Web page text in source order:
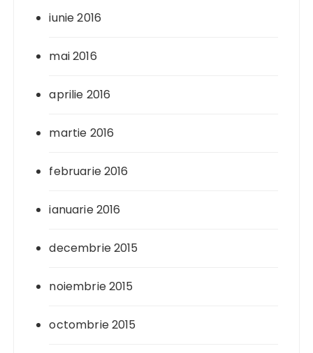
iunie 2016
mai 2016
aprilie 2016
martie 2016
februarie 2016
ianuarie 2016
decembrie 2015
noiembrie 2015
octombrie 2015